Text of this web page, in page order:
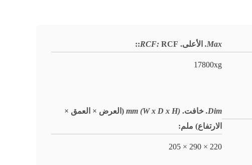
Max. الأعلى. RCF: RCF:
:
17800xg
Dim. خافت. (W x D x H) mm
(العرض × العمق ×
الارتفاع) ملم:
220 × 290 × 205